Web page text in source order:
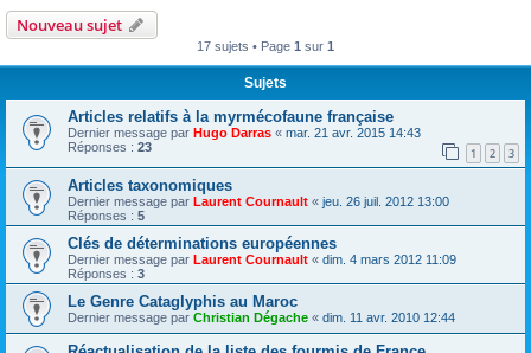
Nouveau sujet
17 sujets • Page 1 sur 1
Sujets
Articles relatifs à la myrmécofaune française
Dernier message par Hugo Darras « mar. 21 avr. 2015 14:43
Réponses : 23 1 2 3
Articles taxonomiques
Dernier message par Laurent Cournault « jeu. 26 juil. 2012 13:00
Réponses : 5
Clés de déterminations européennes
Dernier message par Laurent Cournault « dim. 4 mars 2012 11:09
Réponses : 3
Le Genre Cataglyphis au Maroc
Dernier message par Christian Dégache « dim. 11 avr. 2010 12:44